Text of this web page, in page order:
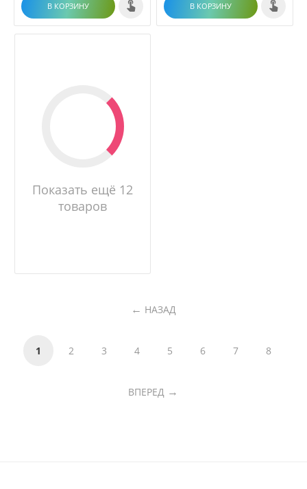
В КОРЗИНУ В КОРЗИНУ
Показать ещё 12
товаров
НАЗАД
1 2 3 4 5 6 7 8
ВПЕРЕД